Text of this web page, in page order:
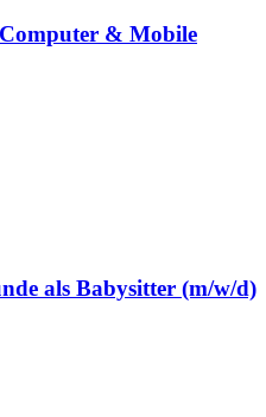
& Mobile
als Babysitter (m/w/d)